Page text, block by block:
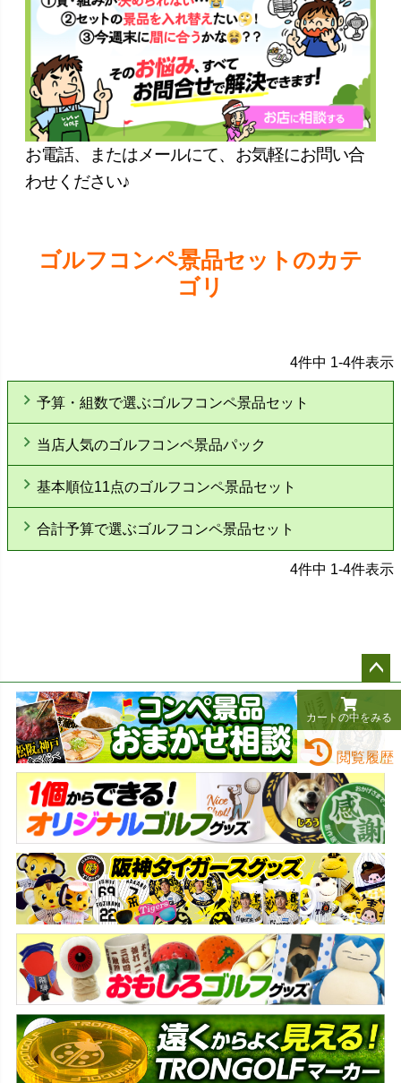
お電話、またはメールにて、お気軽にお問い合
わせください♪
ゴルフコンペ景品セットのカテ
ゴリ
4件中 1-4件表示
予算・組数で選ぶゴルフコンペ景品セット
当店人気のゴルフコンペ景品パック
基本順位11点のゴルフコンペ景品セット
合計予算で選ぶゴルフコンペ景品セット
4件中 1-4件表示
カートの中をみる
閲覧履歴
ジト
へ